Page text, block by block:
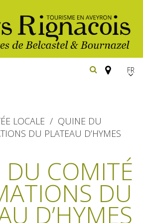
FR
LOCALE
QUINE DU
DU PLATEAU D’HYMES
COMITÉ
DU
D’HYMES